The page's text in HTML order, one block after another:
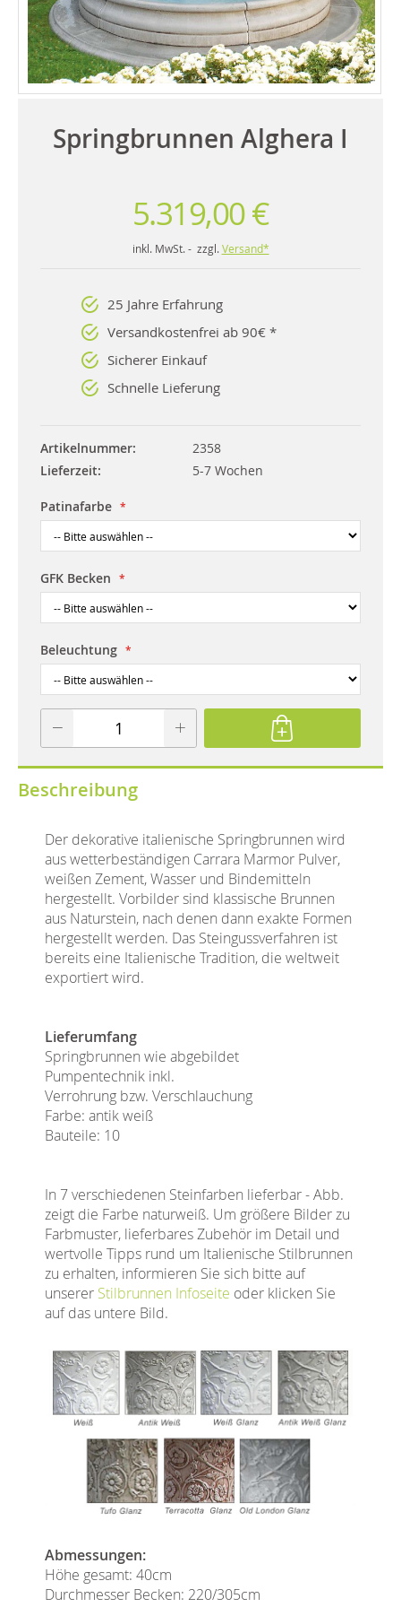
Springbrunnen Alghera I
5.319,00 €
inkl. MwSt. - zzgl. Versand*
25 Jahre Erfahrung
Versandkostenfrei ab 90€ *
Sicherer Einkauf
Schnelle Lieferung
Artikelnummer
2358
Lieferzeit
5-7 Wochen
Patinafarbe
GFK Becken
Beleuchtung
Beschreibung
Der dekorative italienische Springbrunnen wird
aus wetterbeständigen Carrara Marmor Pulver,
weißen Zement, Wasser und Bindemitteln
hergestellt. Vorbilder sind klassische Brunnen
aus Naturstein, nach denen dann exakte Formen
hergestellt werden. Das Steingussverfahren ist
bereits eine Italienische Tradition, die weltweit
exportiert wird.
Lieferumfang
Springbrunnen wie abgebildet
Pumpentechnik inkl.
Verrohrung bzw. Verschlauchung
Farbe: antik weiß
Bauteile: 10
In 7 verschiedenen Steinfarben lieferbar - Abb.
zeigt die Farbe naturweiß. Um größere Bilder zu
Farbmuster, lieferbares Zubehör im Detail und
wertvolle Tipps rund um Italienische Stilbrunnen
zu erhalten, informieren Sie sich bitte auf
unserer Stilbrunnen Infoseite oder klicken Sie
auf das untere Bild.
Abmessungen:
Höhe gesamt: 40cm
Durchmesser Becken: 220/305cm